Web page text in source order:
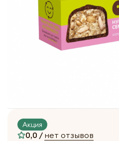
Акция
0,0 / нет отзывов